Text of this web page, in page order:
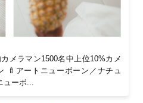
メラマン1500名中上位10%カメ
🍼アートニューボーン／ナチュ
ューボ...